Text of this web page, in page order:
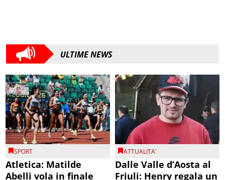
ULTIME NEWS
SPORT
Atletica: Matilde
Abelli vola in finale
ATTUALITA'
Dalle Valle d’Aosta al
Friuli: Henry regala un